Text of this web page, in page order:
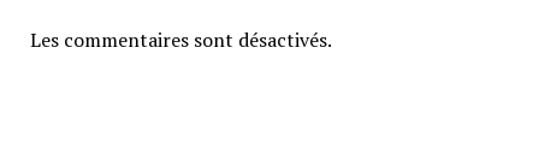
Les commentaires sont désactivés.